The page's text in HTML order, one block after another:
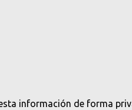
información de forma